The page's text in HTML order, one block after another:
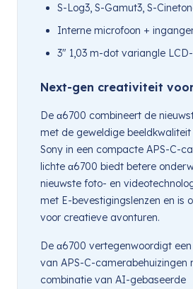
S-Log3, S-Gamut3, S-
Interne microfoon +
3″ 1,03 m-dot variangle
Next-gen creativiteit
De α6700 combineert de
met de geweldige
Sony in een compacte APS-C-
lichte α6700 biedt betere
nieuwste foto- en
met E-bevestigingslenzen en is
voor creatieve avonturen.
De α6700 vertegenwoordigt
van APS-C-camerabehuizingen
combinatie van AI-gebaseerde